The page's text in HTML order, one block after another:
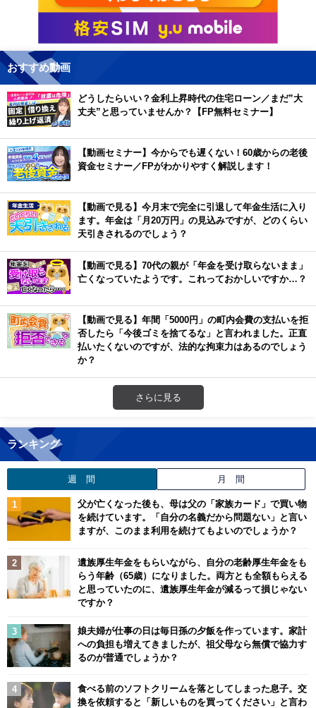
おすすめ動画
どうしたらいい？金利上昇時代の住宅ローン／まだ”大
丈夫”と思っていませんか？【FP無料セミナー】
【動画セミナー】今からでも遅くない！60歳からの老後
資金セミナー／FPがわかりやすく解説します！
【動画で見る】今月末で完全に引退して年金生活に入り
ます。年金は「月20万円」の見込みですが、どのくらい
天引きされるのでしょう？
【動画で見る】70代の親が「年金を受け取らないまま」
亡くなっていたようです。これっておかしいですか…？
【動画で見る】年間「5000円」の町内会費の支払いを拒
否したら「今後ゴミを捨てるな」と言われました。正直
払いたくないのですが、法的な拘束力はあるのでしょう
か？
さらに見る
ランキング
週 間 月 間
父が亡くなった後も、母は父の「家族カード」で買い物
を続けています。「自分の名義だから問題ない」と言い
ますが、このまま利用を続けてもよいのでしょうか？
遺族厚生年金をもらいながら、自分の老齢厚生年金をも
らう年齢（65歳）になりました。両方とも全額もらえる
と思っていたのに、遺族厚生年金が減るって損じゃない
ですか？
娘夫婦が仕事の日は毎日孫の夕飯を作っています。家計
への負担も増えてきましたが、祖父母なら無償で協力す
るのが普通でしょうか？
食べる前のソフトクリームを落としてしまった息子。交
換を依頼すると「新しいものを買ってください」と言わ